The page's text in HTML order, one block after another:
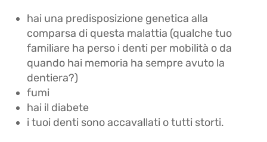
hai una predisposizione genetica alla
comparsa di questa malattia (qualche tuo
familiare ha perso i denti per mobilità o da
quando hai memoria ha sempre avuto la
dentiera?)
fumi
hai il diabete
i tuoi denti sono accavallati o tutti storti.